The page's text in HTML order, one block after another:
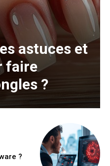
astuces et
faire
?
?